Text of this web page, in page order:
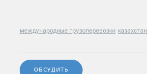
международные грузоперевозки казахстан
ОБСУДИТЬ